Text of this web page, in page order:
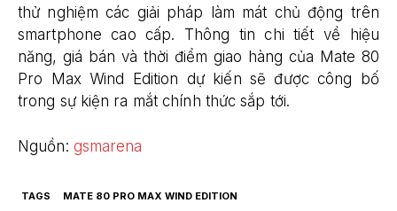
thử nghiệm các giải pháp làm mát chủ động trên
smartphone cao cấp. Thông tin chi tiết về hiệu
năng, giá bán và thời điểm giao hàng của Mate 80
Pro Max Wind Edition dự kiến sẽ được công bố
trong sự kiện ra mắt chính thức sắp tới.
Nguồn: gsmarena
TAGS MATE 80 PRO MAX WIND EDITION